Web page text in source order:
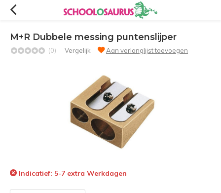
M+R Dubbele messing puntenslijper
(0) Vergelijk Aan verlanglijst toevoegen
Indicatief: 5-7 extra Werkdagen